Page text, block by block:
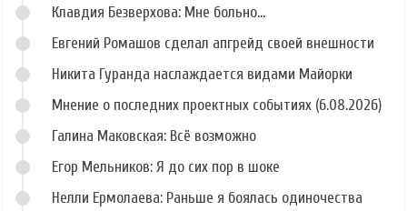
Клавдия Безверхова: Мне больно...
Евгений Ромашов сделал апгрейд своей внешности
Никита Гуранда наслаждается видами Майорки
Мнение о последних проектных событиях (6.08.2026)
Галина Маковская: Всё возможно
Егор Мельников: Я до сих пор в шоке
Нелли Ермолаева: Раньше я боялась одиночества